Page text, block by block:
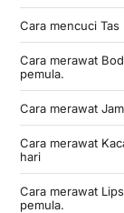
Cara mencuci
Cara merawat
pemula.
Cara merawat
Cara merawat
hari
Cara merawat
pemula.